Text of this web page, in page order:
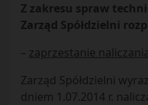
Z zakresu spraw
Zarząd Spółdzielni
– zaprzestanie
Zarząd Spółdzielni
dniem 1.07.2014 r.